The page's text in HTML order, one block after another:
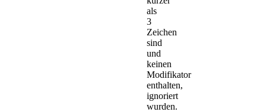
als
3
Zeichen
sind
und
keinen
Modifikator
enthalten,
ignoriert
wurden.